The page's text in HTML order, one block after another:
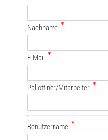
Nachname ✱
E-Mail ✱
Pallottiner/Mitarbeiter ✱
Benutzername ✱